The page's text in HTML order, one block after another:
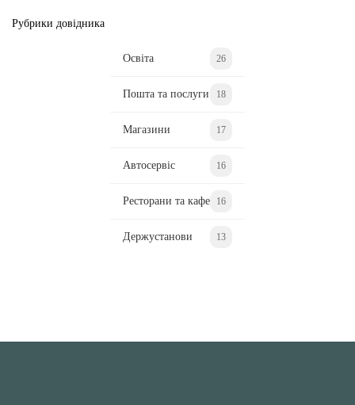
Рубрики довідника
Освіта 26
Пошта та послуги 18
Магазини 17
Автосервіс 16
Ресторани та кафе 16
Держустанови 13